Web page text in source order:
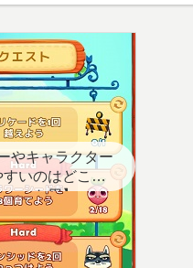
やキャラクター
すいのはどこ？
エスト用】